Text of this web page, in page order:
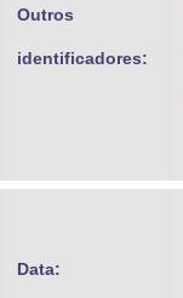
Outros
identificadores:
Data: